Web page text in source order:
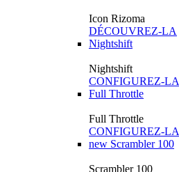
Icon Rizoma
DÉCOUVREZ-LA
Nightshift
Nightshift
CONFIGUREZ-LA
Full Throttle
Full Throttle
CONFIGUREZ-LA
new Scrambler 100
Scrambler 100